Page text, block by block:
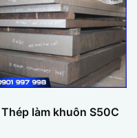
Thép làm khuôn S50C